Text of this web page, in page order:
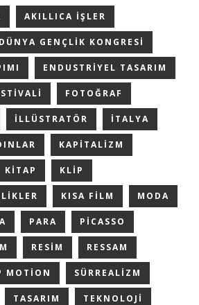
AKILLICA IŞLER
DÜNYA GENÇLIK KONGRESI
ENDUSTRIYEL TASARIM
FOTOĞRAF
ILLÜSTRATÖR ITALYA
KAPITALIZM
KITAP KLIP
KISA FILM MODA
PARA PICASSO
RESIM RESSAM
MOTION SÜRREALIZM
TASARIM TEKNOLOJI